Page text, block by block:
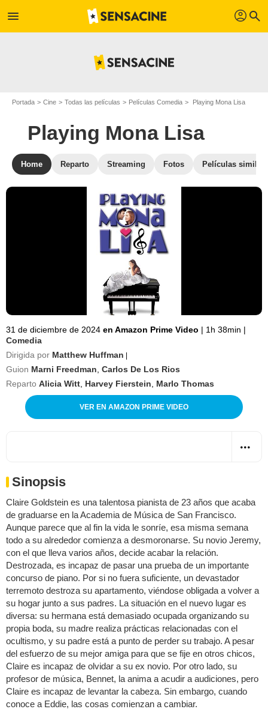
menu profil search
Portada Cine Todas las películas Películas Comedia Playing Mona Lisa
Playing Mona Lisa
Home Reparto Streaming Fotos Películas
31 de diciembre de 2024 en Amazon Prime Video | 1h 38min |
Comedia
Dirigida por Matthew Huffman
Guion Marni Freedman Carlos De Los Rios
Reparto Alicia Witt Harvey Fierstein Marlo Thomas
VER EN AMAZON PRIME VIDEO
Sinopsis
Claire Goldstein es una talentosa pianista de 23 años que acaba
de graduarse en la Academia de Música de San Francisco.
Aunque parece que al fin la vida le sonríe, esa misma semana
todo a su alrededor comienza a desmoronarse. Su novio Jeremy,
con el que lleva varios años, decide acabar la relación.
Destrozada, es incapaz de pasar una prueba de un importante
concurso de piano. Por si no fuera suficiente, un devastador
terremoto destroza su apartamento, viéndose obligada a volver a
su hogar junto a sus padres. La situación en el nuevo lugar es
diversa: su hermana está demasiado ocupada organizando su
propia boda, su madre realiza prácticas relacionadas con el
ocultismo, y su padre está a punto de perder su trabajo. A pesar
del esfuerzo de su mejor amiga para que se fije en otros chicos,
Claire es incapaz de olvidar a su ex novio. Por otro lado, su
profesor de música, Bennet, la anima a acudir a audiciones, pero
Claire es incapaz de levantar la cabeza. Sin embargo, cuando
conoce a Eddie, las cosas comienzan a cambiar.